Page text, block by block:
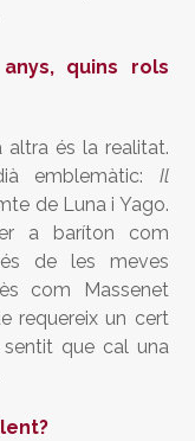
quins rols
altra és la realitat.
emblemàtic: Il
de Luna i Yago.
a baríton com
de les meves
com Massenet
requereix un cert
que cal una